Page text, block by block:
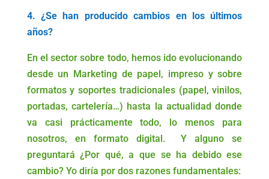
4. ¿Se han producido cambios en los últimos
años?
En el sector sobre todo, hemos ido evolucionando
desde un Marketing de papel, impreso y sobre
formatos y soportes tradicionales (papel, vinilos,
portadas, cartelería…) hasta la actualidad donde
va casi prácticamente todo, lo menos para
nosotros, en formato digital. Y alguno se
preguntará ¿Por qué, a que se ha debido ese
cambio? Yo diría por dos razones fundamentales: